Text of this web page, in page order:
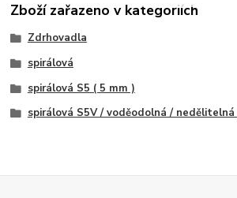
Zboží zařazeno v kategoriích
Zdrhovadla
spirálová
spirálová S5 ( 5 mm )
spirálová S5V / voděodolná / nedělitelná